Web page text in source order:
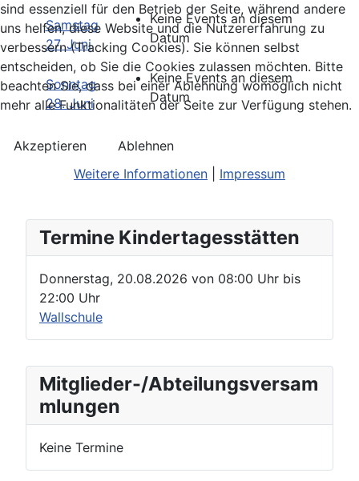
Mitglieder-/Abteilungsversam
mlungen
Keine Termine
Samstag
27. Juni
Keine Events an diesem
Datum
Sonntag
28. Juni
Keine Events an diesem
Datum
Termine Kindertagesstätten
Donnerstag, 20.08.2026 von 08:00 Uhr bis
22:00 Uhr
Wallschule
sind essenziell für den Betrieb der Seite, während andere
uns helfen, diese Website und die Nutzererfahrung zu
verbessern (Tracking Cookies). Sie können selbst
entscheiden, ob Sie die Cookies zulassen möchten. Bitte
beachten Sie, dass bei einer Ablehnung womöglich nicht
mehr alle Funktionalitäten der Seite zur Verfügung stehen.
Akzeptieren
Ablehnen
Weitere Informationen
Impressum